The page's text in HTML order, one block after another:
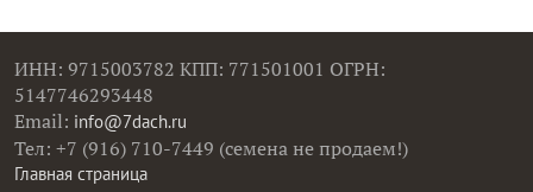
ИНН: 9715003782 КПП: 771501001 ОГРН:
5147746293448
Email: info@7dach.ru
Тел: +7 (916) 710-7449 (семена не продаем!)
Главная страница